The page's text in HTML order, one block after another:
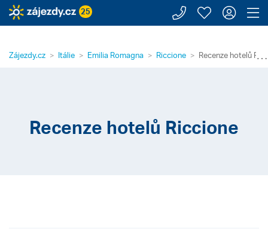
25 Zavolejte
Moje
⋯
Zájezdy.cz Itálie Emilia Romagna Riccione Recenze hotelů
Recenze hotelů Riccione